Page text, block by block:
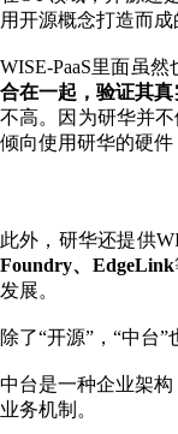
用开源概念打造而成
WISE-PaaS里面虽
合在一起，验证其
不高。因为研华并
倾向使用研华的硬件
此外，研华还提供
Foundry、EdgeLink
发展。
除了“开源”，“中台”
中台是一种企业架
业务机制。